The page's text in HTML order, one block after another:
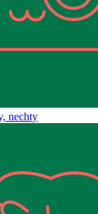
nechty